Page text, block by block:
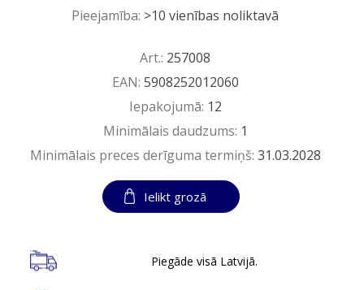
Pieejamība: >10 vienības noliktavā
Art.: 257008
EAN: 5908252012060
Iepakojumā: 12
Minimālais daudzums: 1
Minimālais preces derīguma termiņš: 31.03.2028
Ielikt grozā
Piegāde visā Latvijā.